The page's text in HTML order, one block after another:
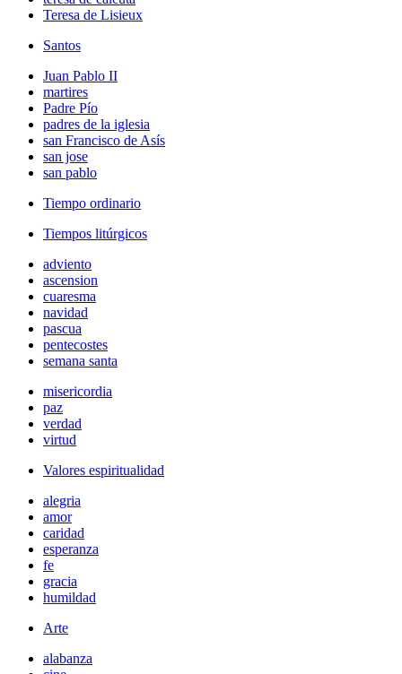
Teresa de Lisieux
Santos
Juan Pablo II
martires
Padre Pío
padres de la iglesia
san Francisco de Asís
san jose
san pablo
Tiempo ordinario
Tiempos litúrgicos
adviento
ascension
cuaresma
navidad
pascua
pentecostes
semana santa
misericordia
paz
verdad
virtud
Valores espiritualidad
alegria
amor
caridad
esperanza
fe
gracia
humildad
Arte
alabanza